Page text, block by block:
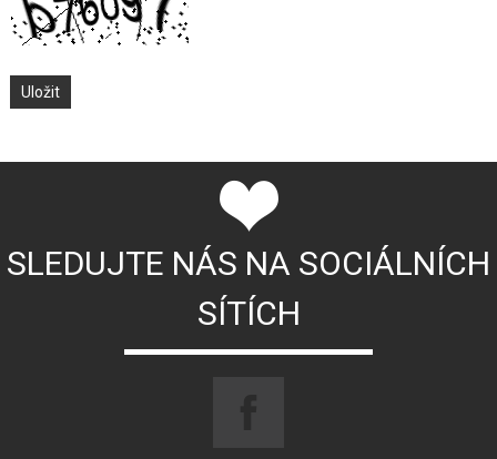
SLEDUJTE NÁS NA SOCIÁLNÍCH
SÍTÍCH